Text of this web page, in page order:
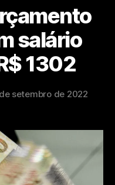
salário
1302
setembro de 2022